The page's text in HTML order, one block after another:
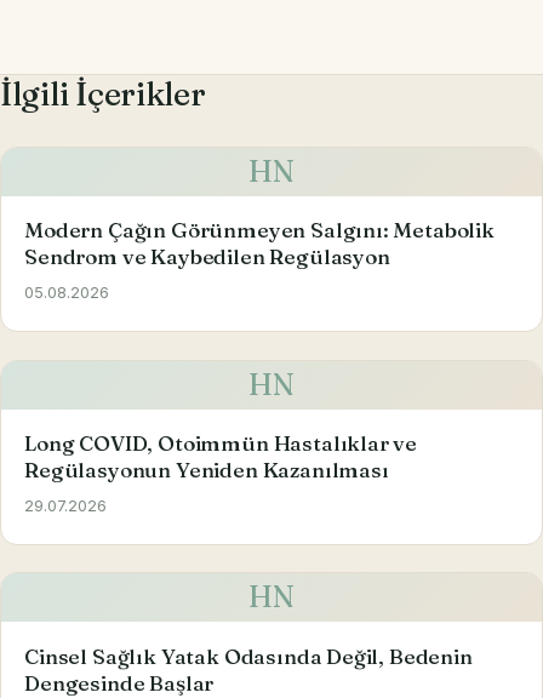
İlgili İçerikler
HN
Modern Çağın Görünmeyen Salgını: Metabolik
Sendrom ve Kaybedilen Regülasyon
05.08.2026
HN
Long COVID, Otoimmün Hastalıklar ve
Regülasyonun Yeniden Kazanılması
29.07.2026
HN
Cinsel Sağlık Yatak Odasında Değil, Bedenin
Dengesinde Başlar